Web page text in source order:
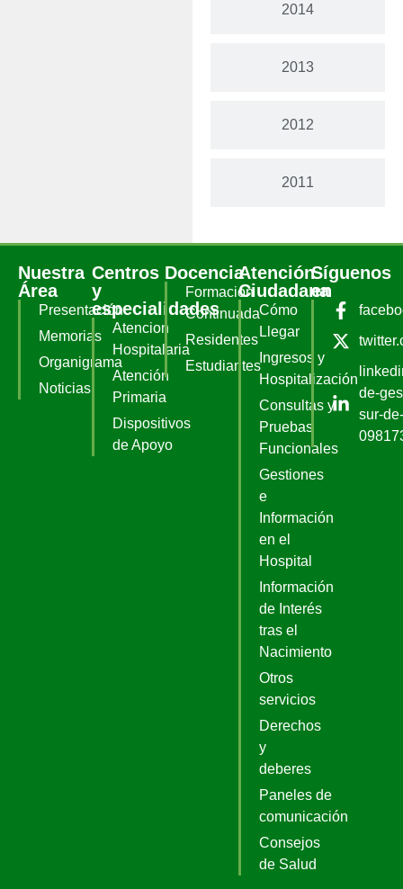
2014
2013
2012
2011
Nuestra
Área
Presentación
Memorias
Organigrama
Noticias
Centros
y
especialidades
Atencion
Hospitalaria
Atención
Primaria
Dispositivos
de Apoyo
Docencia
Formación
Continuada
Residentes
Estudiantes
Atención
Ciudadana
Cómo
Llegar
Ingresos y
Hospitalización
Consultas y
Pruebas
Funcionales
Gestiones
e
Información
en el
Hospital
Información
de Interés
tras el
Nacimiento
Otros
servicios
Derechos
y
deberes
Paneles de
comunicación
Consejos
de Salud
Síguenos
en
de-
sur-